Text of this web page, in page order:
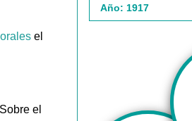
el
el
Año: 1917